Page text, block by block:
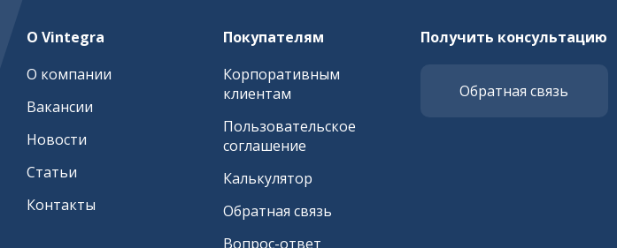
О Vintegra
О компании
Вакансии
Новости
Статьи
Контакты
Покупателям
Корпоративным
клиентам
Пользовательское
соглашение
Калькулятор
Обратная связь
Вопрос-ответ
Получить консультацию
Обратная связь